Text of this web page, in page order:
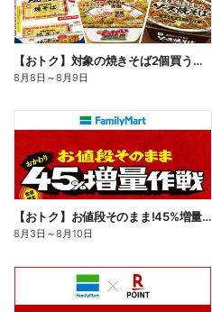
【おトク】対象の焼きそば2個買うと100円引き!
8月8日 ～8月9日
【おトク】お値段そのまま!45%増量作戦!
8月3日 ～8月10日